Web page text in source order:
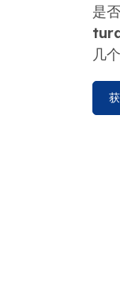
是
几